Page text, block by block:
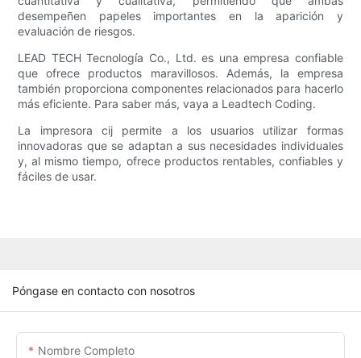
desempeñen papeles importantes en la aparición y
evaluación de riesgos.
LEAD TECH Tecnología Co., Ltd. es una empresa confiable
que ofrece productos maravillosos. Además, la empresa
también proporciona componentes relacionados para hacerlo
más eficiente. Para saber más, vaya a Leadtech Coding.
La impresora cij permite a los usuarios utilizar formas
innovadoras que se adaptan a sus necesidades individuales
y, al mismo tiempo, ofrece productos rentables, confiables y
fáciles de usar.
Póngase en contacto con nosotros
Nombre Completo